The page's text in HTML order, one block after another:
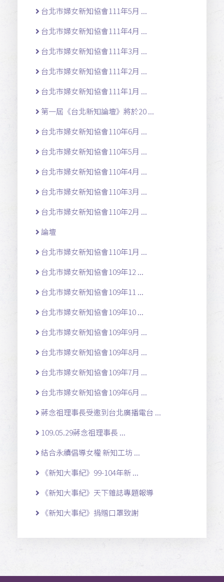
台北市婦女新知協會111年5月 ...
台北市婦女新知協會111年4月 ...
台北市婦女新知協會111年3月 ...
台北市婦女新知協會111年2月 ...
台北市婦女新知協會111年1月 ...
第一屆《台北新知論壇》將於20 ...
台北市婦女新知協會110年6月 ...
台北市婦女新知協會110年5月 ...
台北市婦女新知協會110年4月 ...
台北市婦女新知協會110年3月 ...
台北市婦女新知協會110年2月 ...
論壇
台北市婦女新知協會110年1月 ...
台北市婦女新知協會109年12 ...
台北市婦女新知協會109年11 ...
台北市婦女新知協會109年10 ...
台北市婦女新知協會109年9月 ...
台北市婦女新知協會109年8月 ...
台北市婦女新知協會109年7月 ...
台北市婦女新知協會109年6月 ...
蔣念祖理事長受邀到台北廣播電台 ...
109.05.29蔣念祖理事長 ...
結合永續倡導女權 新知工坊 ...
《新知大事紀》99-104年新 ...
《新知大事紀》天下雜誌專題報導
《新知大事紀》捐贈口罩致謝